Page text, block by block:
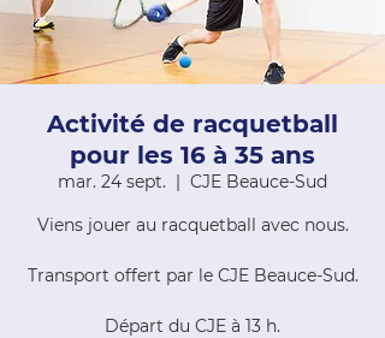
Activité de racquetball
pour les 16 à 35 ans
mar. 24 sept.
  |
CJE Beauce-Sud
Viens jouer au racquetball avec nous.
Transport offert par le CJE Beauce-Sud.
Départ du CJE à 13 h.